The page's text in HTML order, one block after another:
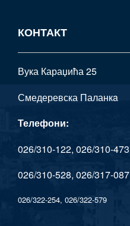
КОНТАКТ
Вука Караџића 25
Смедеревска Паланкa
Телефони:
026/310-122, 026/310-473
026/310-528, 026/317-087
026/322-254, 026/322-579